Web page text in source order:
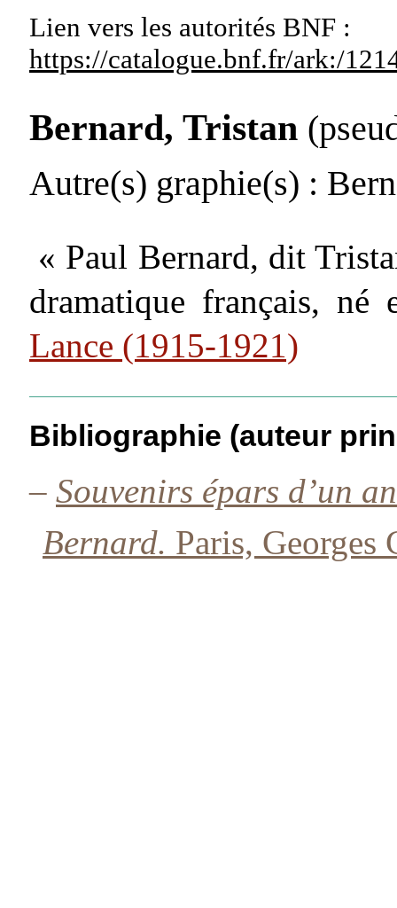
Lien vers les autorités BNF :
https://catalogue.bnf.fr/ark:/
Bernard, Tristan
Autre(s) graphie(s) :
« Paul Bernard, dit
dramatique français,
Lance (1915-1921)
Bibliographie (auteur
– Souvenirs épars d’un
Bernard. Paris, Georges